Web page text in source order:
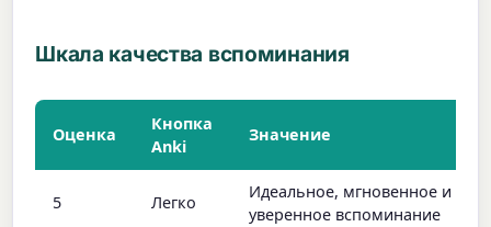
Шкала качества вспоминания
Оценка
Кнопка
Anki
Значение
5 Легко
Идеальное, мгновенное и
уверенное вспоминание